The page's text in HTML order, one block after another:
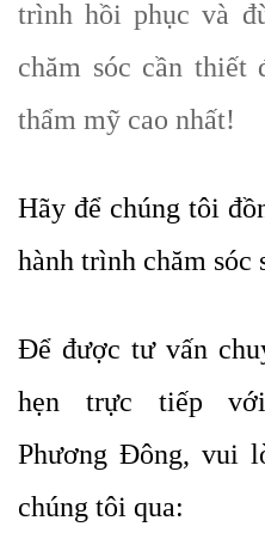
trình hồi phục và
chăm sóc cần thiết
thẩm mỹ cao nhất!
Hãy để chúng tôi
hành trình chăm sóc
Để được tư vấn
hẹn trực tiếp
Phương Đông, vui
chúng tôi qua: